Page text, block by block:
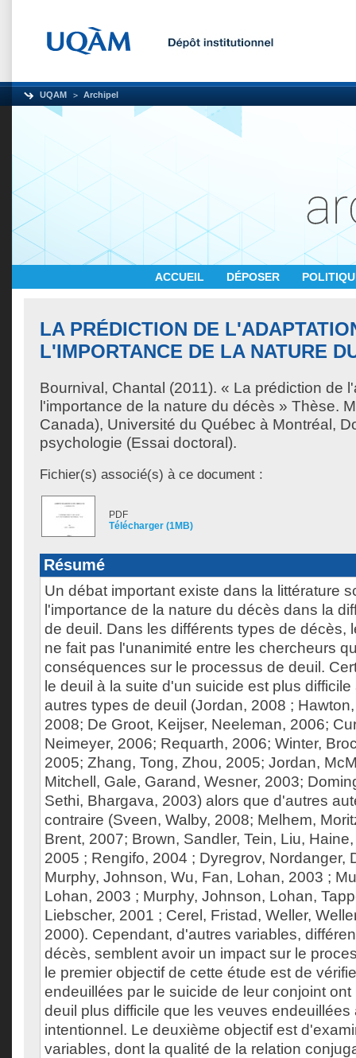
UQAM Archipel
ACCUEIL DÉPOSER
LA PRÉDICTION DE
L'IMPORTANCE DE LA NATURE
Bournival, Chantal (2011). « La prédiction de
l'importance de la nature du décès » Thèse.
Canada), Université du Québec à Montréal,
psychologie (Essai doctoral).
Fichier(s) associé(s) à ce document :
PDF
Télécharger (1MB)
Résumé
Un débat important existe dans la littérature
l'importance de la nature du décès dans la
de deuil. Dans les différents types de décès,
ne fait pas l'unanimité entre les chercheurs
conséquences sur le processus de deuil.
le deuil à la suite d'un suicide est plus
autres types de deuil (Jordan, 2008 ;
2008; De Groot, Keijser, Neeleman, 2006;
Neimeyer, 2006; Requarth, 2006; Winter,
2005; Zhang, Tong, Zhou, 2005; Jordan,
Mitchell, Gale, Garand, Wesner, 2003;
Sethi, Bhargava, 2003) alors que d'autres
contraire (Sveen, Walby, 2008; Melhem,
Brent, 2007; Brown, Sandler, Tein, Liu,
2005 ; Rengifo, 2004 ; Dyregrov, Nordanger,
Murphy, Johnson, Wu, Fan, Lohan, 2003 ;
Lohan, 2003 ; Murphy, Johnson, Lohan,
Liebscher, 2001 ; Cerel, Fristad, Weller,
2000). Cependant, d'autres variables,
décès, semblent avoir un impact sur le
le premier objectif de cette étude est de
endeuillées par le suicide de leur conjoint
deuil plus difficile que les veuves
intentionnel. Le deuxième objectif est
variables, dont la qualité de la relation